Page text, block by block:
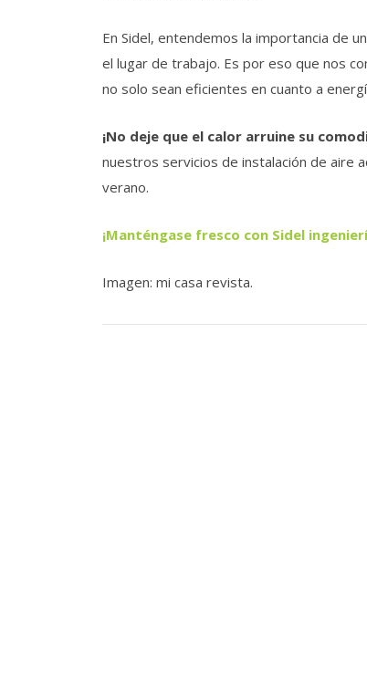
En Sidel, entendemos la importancia de
el lugar de trabajo. Es por eso que nos
no solo sean eficientes en cuanto a
¡No deje que el calor arruine su
nuestros servicios de instalación de aire
verano.
¡Manténgase fresco con Sidel
Imagen: mi casa revista.